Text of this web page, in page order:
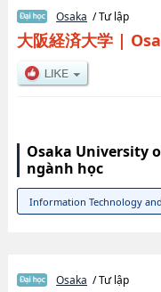
Osaka / Tư lập
大阪経済大学|
Osaka University
ngành học
Information Technology
Osaka / Tư lập